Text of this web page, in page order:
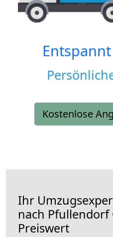
Kostenlose
Ihr
nach Pfullendorf
Preiswert